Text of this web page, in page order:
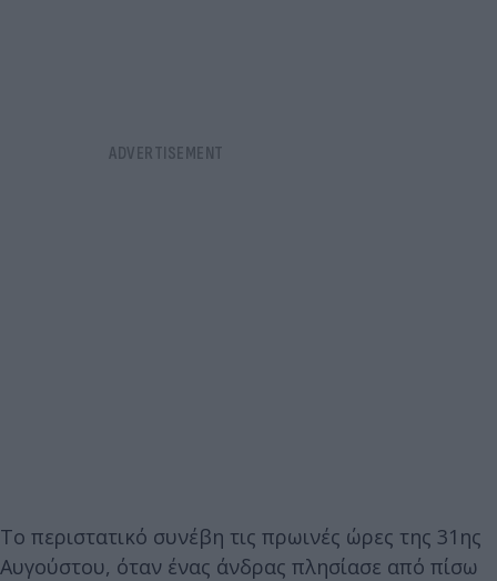
Το περιστατικό συνέβη τις πρωινές ώρες της 31ης
Αυγούστου, όταν ένας άνδρας πλησίασε από πίσω